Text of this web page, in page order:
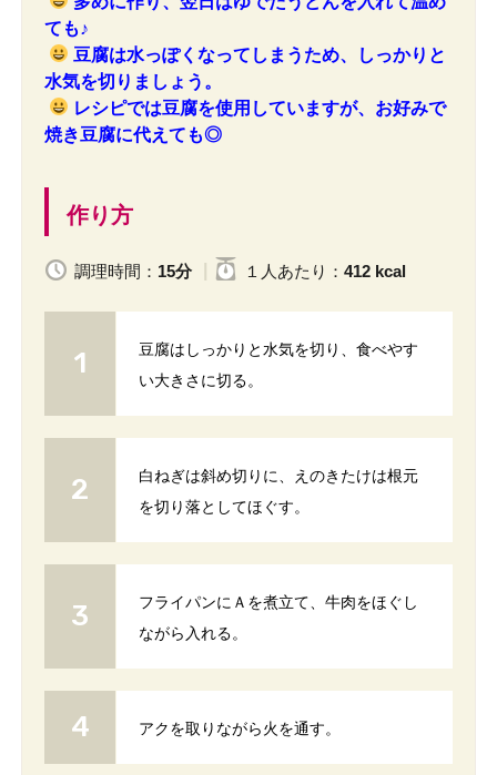
ても♪
豆腐は水っぽくなってしまうため、しっかりと
水気を切りましょう。
レシピでは豆腐を使用していますが、お好みで
焼き豆腐に代えても◎
作り方
調理時間： 15分 １人 あたり ： 412 kcal
豆腐はしっかりと水気を切り、食べやす
い大きさに切る。
白ねぎは斜め切りに、えのきたけは根元
を切り落としてほぐす。
フライパンにＡを煮立て、牛肉をほぐし
ながら入れる。
アクを取りながら火を通す。